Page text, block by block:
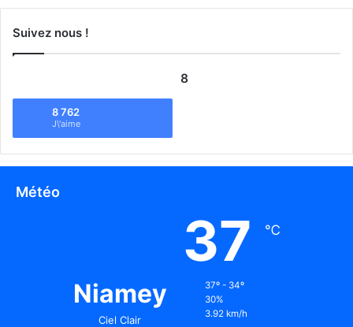
Suivez nous !
8
8 762
J\'aime
Météo
Niamey
Ciel Clair
37 ℃
37º - 34º
30%
3.92 km/h